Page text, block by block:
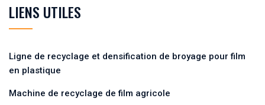
LIENS UTILES
Ligne de recyclage et densification de broyage pour film
en plastique
Machine de recyclage de film agricole